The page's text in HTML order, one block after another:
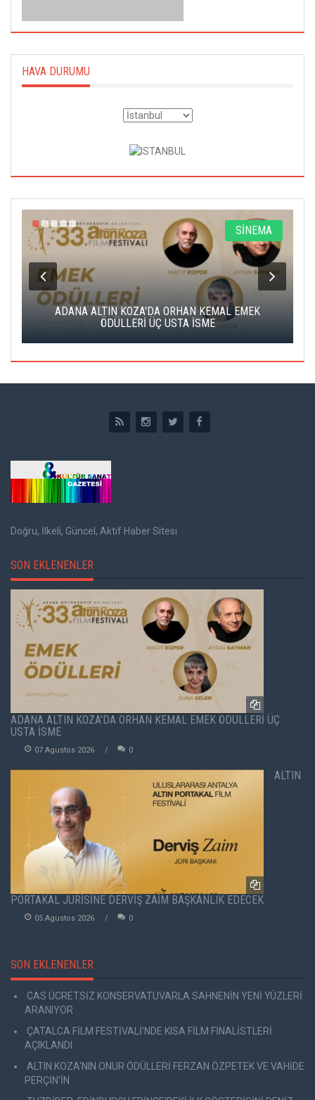
HAVA DURUMU
SİNEMA
ADANA ALTIN KOZA'DA ORHAN KEMAL EMEK
ÖDÜLLERİ ÜÇ USTA İSME
Doğru, İlkeli, Güncel, Aktif Haber Sitesi
SON EKLENENLER
ADANA ALTIN KOZA'DA ORHAN KEMAL EMEK ÖDÜLLERİ ÜÇ
USTA İSME
07 Agustos 2026 0
ALTIN
PORTAKAL JÜRİSİNE DERVİŞ ZAİM BAŞKANLIK EDECEK
05 Agustos 2026 0
SON EKLENENLER
CAS ÜCRETSİZ KONSERVATUVARLA SAHNENİN YENİ YÜZLERİ
ARANIYOR
ÇATALCA FİLM FESTİVALİ'NDE KISA FİLM FİNALİSTLERİ
AÇIKLANDI
ALTIN KOZA'NIN ONUR ÖDÜLLERİ FERZAN ÖZPETEK VE VAHİDE
PERÇİN'İN